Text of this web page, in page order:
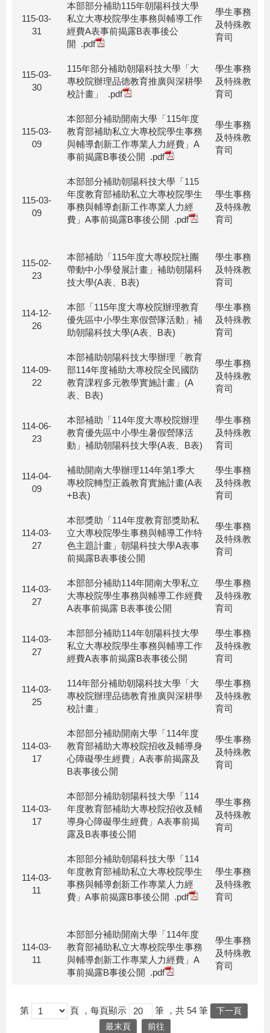
115-03-
31
本部部分補助115年朝陽科技大學
私立大專校院學生事務與輔導工作
經費A表事前揭露B表事後公
開 .pdf
學生事務
及特殊教
育司
115-03-
30
115年部分補助朝陽科技大學「大
專校院辦理品德教育推廣與深耕學
校計畫」 .pdf
學生事務
及特殊教
育司
115-03-
09
本部部分補助開南大學「115年度
教育部補助私立大專校院學生事務
與輔導創新工作專業人力經費」A
事前揭露B事後公開 .pdf
學生事務
及特殊教
育司
115-03-
09
本部部分補助朝陽科技大學「115
年度教育部補助私立大專校院學生
事務與輔導創新工作專業人力經
費」A事前揭露B事後公開 .pdf
學生事務
及特殊教
育司
115-02-
23
本部補助「115年度大專校院社團
帶動中小學發展計畫」補助朝陽科
技大學(A表、B表)
學生事務
及特殊教
育司
114-12-
26
本部「115年度大專校院辦理教育
優先區中小學生寒假營隊活動」補
助朝陽科技大學(A表、B表)
學生事務
及特殊教
育司
114-09-
22
本部補助朝陽科技大學辦理「教育
部114年度補助大專校院全民國防
教育課程多元教學實施計畫」(A
表、B表)
學生事務
及特殊教
育司
114-06-
23
本部補助「114年度大專校院辦理
教育優先區中小學生暑假營隊活
動」補助朝陽科技大學(A表、B表)
學生事務
及特殊教
育司
114-04-
09
補助開南大學辦理114年第1季大
專校院轉型正義教育實施計畫(A表
+B表)
學生事務
及特殊教
育司
114-03-
27
本部獎助「114年度教育部獎助私
立大專校院學生事務與輔導工作特
色主題計畫」朝陽科技大學A表事
前揭露B表事後公開
學生事務
及特殊教
育司
114-03-
27
本部部分補助114年開南大學私立
大專校院學生事務與輔導工作經費
A表事前揭露 B表事後公開
學生事務
及特殊教
育司
114-03-
27
本部部分補助114年朝陽科技大學
私立大專校院學生事務與輔導工作
經費A表事前揭露B表事後公開
學生事務
及特殊教
育司
114-03-
25
114年部分補助朝陽科技大學「大
專校院辦理品德教育推廣與深耕學
校計畫」
學生事務
及特殊教
育司
114-03-
17
本部部分補助開南大學「114年度
教育部補助大專校院招收及輔導身
心障礙學生經費」A表事前揭露及
B表事後公開
學生事務
及特殊教
育司
114-03-
17
本部部分補助朝陽科技大學「114
年度教育部補助大專校院招收及輔
導身心障礙學生經費」A表事前揭
露及B表事後公開
學生事務
及特殊教
育司
114-03-
11
本部部分補助朝陽科技大學「114
年度教育部補助私立大專校院學生
事務與輔導創新工作專業人力經
費」A事前揭露B事後公開 .pdf
學生事務
及特殊教
育司
114-03-
11
本部部分補助開南大學「114年度
教育部補助私立大專校院學生事務
與輔導創新工作專業人力經費」A
事前揭露B事後公開 .pdf
學生事務
及特殊教
育司
第 頁 ，每頁顯示 筆 ，共 54 筆
下一頁
最末頁
前往